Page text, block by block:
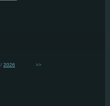
/ 2026 >>